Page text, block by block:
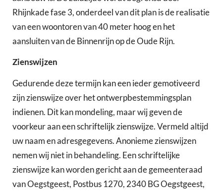
Rhijnkade fase 3, onderdeel van dit plan is de realisatie
van een woontoren van 40 meter hoog en het
aansluiten van de Binnenrijn op de Oude Rijn.
Zienswijzen
Gedurende deze termijn kan een ieder gemotiveerd
zijn zienswijze over het ontwerpbestemmingsplan
indienen. Dit kan mondeling, maar wij geven de
voorkeur aan een schriftelijk zienswijze. Vermeld altijd
uw naam en adresgegevens. Anonieme zienswijzen
nemen wij niet in behandeling. Een schriftelijke
zienswijze kan worden gericht aan de gemeenteraad
van Oegstgeest, Postbus 1270, 2340 BG Oegstgeest,